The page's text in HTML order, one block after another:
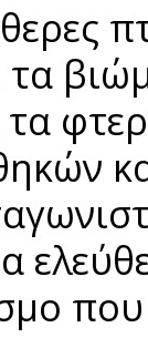
τα
που